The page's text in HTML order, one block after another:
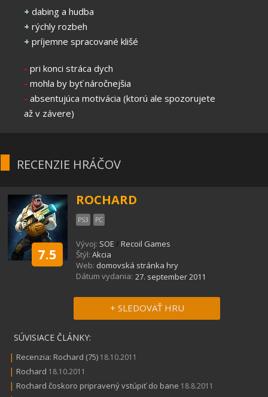
+ dabing a hudba
+ rýchly rozbeh
+ príjemne spracované klišé
- pri konci stráca dych
- mohla by byť náročnejšia
- absentujúca motivácia (ktorú ale spozorujete
až v závere)
RECENZIE HRÁČOV
7.5
ROCHARD
PS3 PC
Vývoj: SOE / Recoil Games
Štýl: Akcia
Web: domovská stránka hry
Dátum vydania: 27. september 2011
+ SLEDOVAŤ HRU
SÚVISIACE ČLÁNKY:
| Recenzia: Rochard (75) 18.10.2011
| Rochard 18.10.2011
| Rochard čoskoro pripravený vstúpiť do bane 18.8.2011